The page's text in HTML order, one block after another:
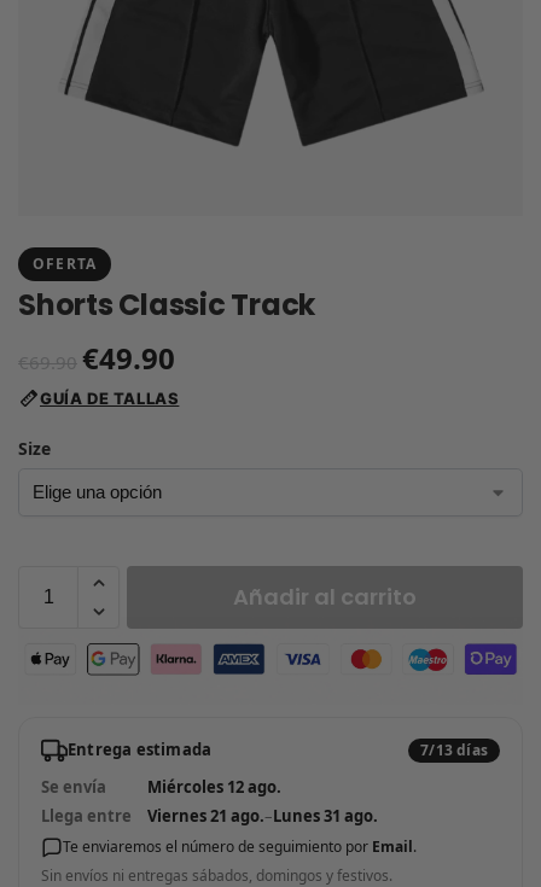
OFERTA
Shorts Classic Track
€69.90 €49.90
GUÍA DE TALLAS
Size
Añadir al carrito
Entrega estimada 7/13 días
Se envía
Miércoles 12 ago.
Llega entre
Viernes 21 ago.–Lunes 31 ago.
Te enviaremos el número de seguimiento por Email.
Sin envíos ni entregas sábados, domingos y festivos.